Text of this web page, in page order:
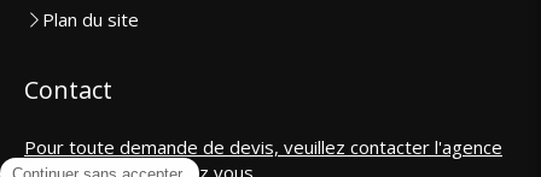
Plan du site
Contact
Pour toute demande de devis, veuillez contacter l'agence
la plus proche de chez vous.